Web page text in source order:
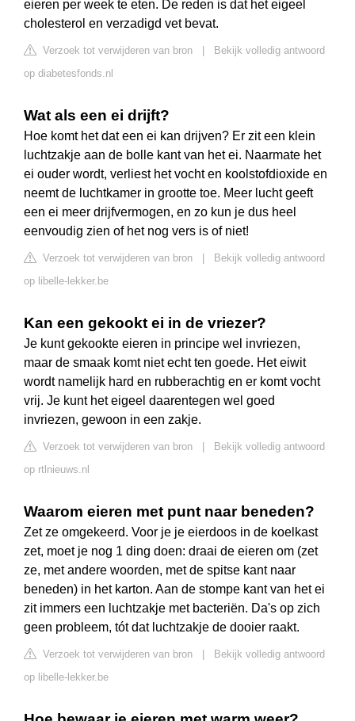
eieren per week te eten. De reden is dat het eigeel
cholesterol en verzadigd vet bevat.
Verzoek tot verwijderen van bron
Bekijk volledig antwoord
op diabetesfonds.nl
Wat als een ei drijft?
Hoe komt het dat een ei kan drijven? Er zit een klein
luchtzakje aan de bolle kant van het ei. Naarmate het
ei ouder wordt, verliest het vocht en koolstofdioxide en
neemt de luchtkamer in grootte toe. Meer lucht geeft
een ei meer drijfvermogen, en zo kun je dus heel
eenvoudig zien of het nog vers is of niet!
Verzoek tot verwijderen van bron
Bekijk volledig antwoord
op libelle-lekker.be
Kan een gekookt ei in de vriezer?
Je kunt gekookte eieren in principe wel invriezen,
maar de smaak komt niet echt ten goede. Het eiwit
wordt namelijk hard en rubberachtig en er komt vocht
vrij. Je kunt het eigeel daarentegen wel goed
invriezen, gewoon in een zakje.
Verzoek tot verwijderen van bron
Bekijk volledig antwoord
op rtlnieuws.nl
Waarom eieren met punt naar beneden?
Zet ze omgekeerd. Voor je je eierdoos in de koelkast
zet, moet je nog 1 ding doen: draai de eieren om (zet
ze, met andere woorden, met de spitse kant naar
beneden) in het karton. Aan de stompe kant van het ei
zit immers een luchtzakje met bacteriën. Da's op zich
geen probleem, tót dat luchtzakje de dooier raakt.
Verzoek tot verwijderen van bron
Bekijk volledig antwoord
op libelle-lekker.be